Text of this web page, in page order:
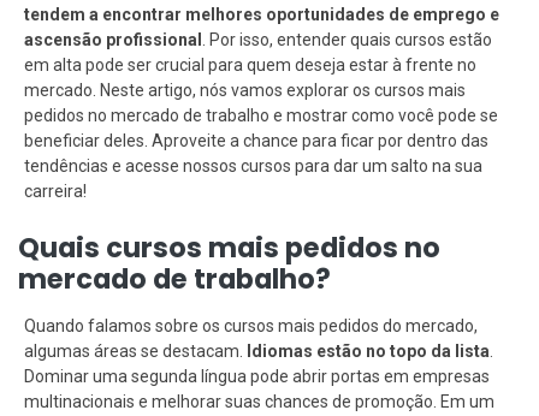
tendem a encontrar melhores oportunidades de emprego e
ascensão profissional
. Por isso, entender quais cursos estão
em alta pode ser crucial para quem deseja estar à frente no
mercado. Neste artigo, nós vamos explorar os cursos mais
pedidos no mercado de trabalho e mostrar como você pode se
beneficiar deles. Aproveite a chance para ficar por dentro das
tendências e acesse nossos cursos para dar um salto na sua
carreira!
Quais cursos mais pedidos no
mercado de trabalho?
Quando falamos sobre os cursos mais pedidos do mercado,
algumas áreas se destacam.
Idiomas estão no topo da lista
Dominar uma segunda língua pode abrir portas em empresas
multinacionais e melhorar suas chances de promoção. Em um